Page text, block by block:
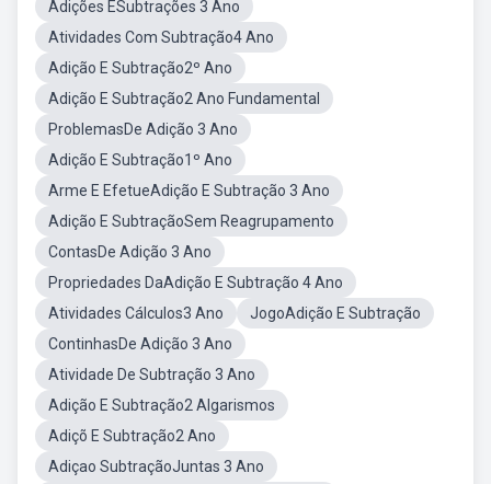
Adições ESubtrações 3 Ano
Atividades Com Subtração4 Ano
Adição E Subtração2º Ano
Adição E Subtração2 Ano Fundamental
ProblemasDe Adição 3 Ano
Adição E Subtração1º Ano
Arme E EfetueAdição E Subtração 3 Ano
Adição E SubtraçãoSem Reagrupamento
ContasDe Adição 3 Ano
Propriedades DaAdição E Subtração 4 Ano
Atividades Cálculos3 Ano
JogoAdição E Subtração
ContinhasDe Adição 3 Ano
Atividade De Subtração 3 Ano
Adição E Subtração2 Algarismos
Adiçõ E Subtração2 Ano
Adiçao SubtraçãoJuntas 3 Ano